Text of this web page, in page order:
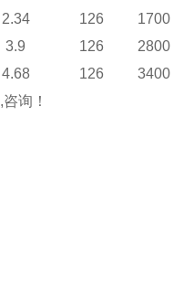
2.34 126
1700
3.9 126
2800
4.68 126
3400
,咨询！